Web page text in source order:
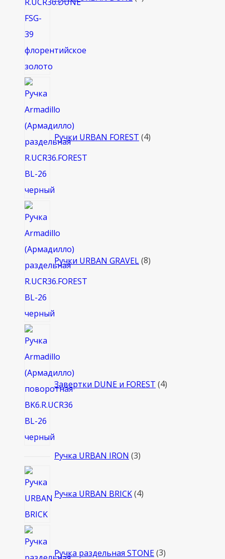
Ручки URBAN FOREST 4
Ручки URBAN GRAVEL 8
Завертки DUNE и FOREST 4
Ручка URBAN IRON 33
Ручка URBAN BRICK 4товара
Ручка раздельная STONE 3товара